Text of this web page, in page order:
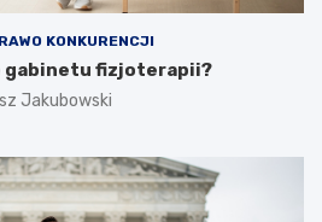
KONKURENCJI
gabinetu fizjoterapii?
Jakubowski